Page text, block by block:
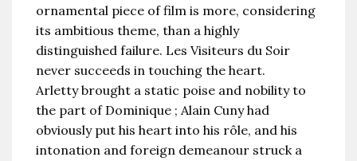
ornamental piece of film is more, considering
its ambitious theme, than a highly
distinguished failure. Les Visiteurs du Soir
never succeeds in touching the heart.
Arletty brought a static poise and nobility to
the part of Dominique ; Alain Cuny had
obviously put his heart into his rôle, and his
intonation and foreign demeanour struck a